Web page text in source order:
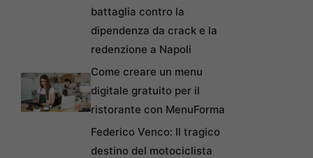
battaglia contro la
dipendenza da crack e la
redenzione a Napoli
Come creare un menu
digitale gratuito per il
ristorante con MenuForma
Federico Venco: Il tragico
destino del motociclista